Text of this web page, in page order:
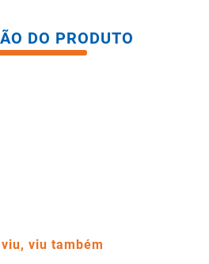
DO PRODUTO
viu também